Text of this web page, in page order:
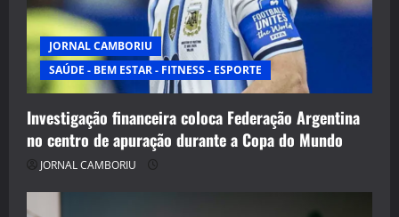
JORNAL CAMBORIU
SAÚDE - BEM ESTAR - FITNESS - ESPORTE
Investigação financeira coloca Federação Argentina
no centro de apuração durante a Copa do Mundo
JORNAL CAMBORIU